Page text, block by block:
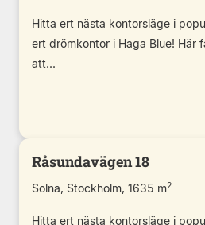
Hitta ert nästa kontorsläge i
ert drömkontor i Haga Blue! Här
att...
Råsundavägen 18
Solna, Stockholm, 1635 m2
Hitta ert nästa kontorsläge i